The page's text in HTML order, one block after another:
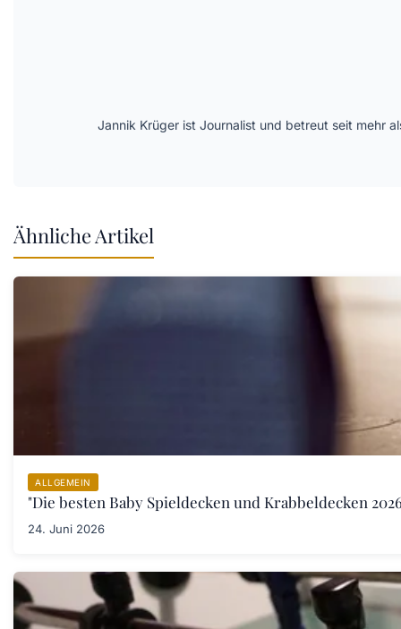
Jannik Krüger ist Journalist und betreut seit mehr
Ähnliche Artikel
ALLGEMEIN
"Die besten Baby Spieldecken und Krabbeldecken
24. Juni 2026